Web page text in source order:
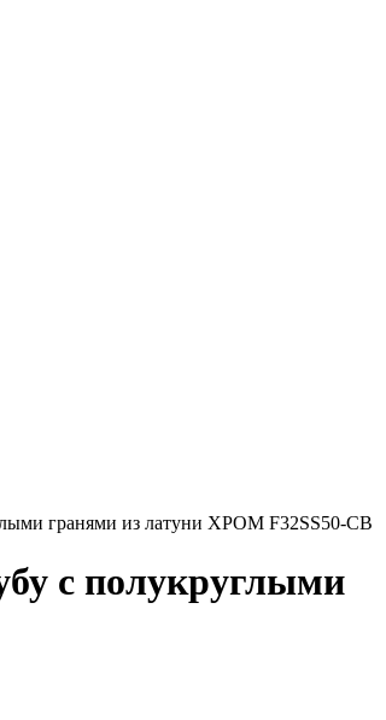
гранями из латуни ХРОМ F32SS50-CB
с полукруглыми